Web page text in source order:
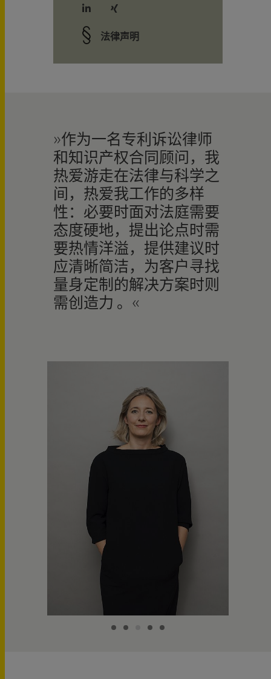
法律声明
作为一名专利诉讼律师
和知识产权合同顾问，我
热爱游走在法律与科学之
间，热爱我工作的多样
性：必要时面对法庭需要
态度硬地，提出论点时需
要热情洋溢，提供建议时
应清晰简洁，为客户寻找
量身定制的解决方案时则
需创造力 。